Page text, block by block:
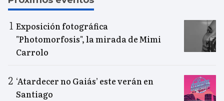
Exposición fotográfica
"Photomorfosis", la mirada de Mimi
Carrolo
‘Atardecer no Gaiás’ este verán en
Santiago